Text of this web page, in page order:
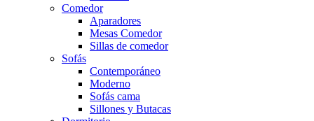
Comedor
Aparadores
Mesas Comedor
Sillas de comedor
Sofás
Contemporáneo
Moderno
Sofás cama
Sillones y Butacas